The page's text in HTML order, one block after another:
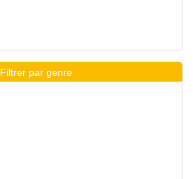
Filtrer par genre